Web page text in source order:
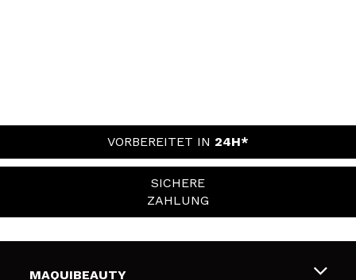
VORBEREITET IN 24H*
SICHERE
ZAHLUNG
MAQUIBEAUTY